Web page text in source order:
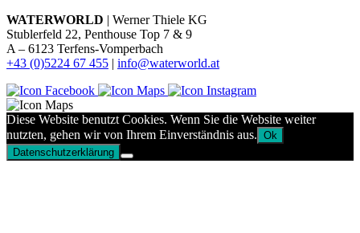
WATERWORLD | Werner Thiele KG
Stublerfeld 22, Penthouse Top 7 & 9
A – 6123 Terfens-Vomperbach
+43 (0)5224 67 455 | info@waterworld.at
Diese Website benutzt Cookies. Wenn Sie die Website weiter
nutzten, gehen wir von Ihrem Einverständnis aus. Ok
Datenschutzerklärung